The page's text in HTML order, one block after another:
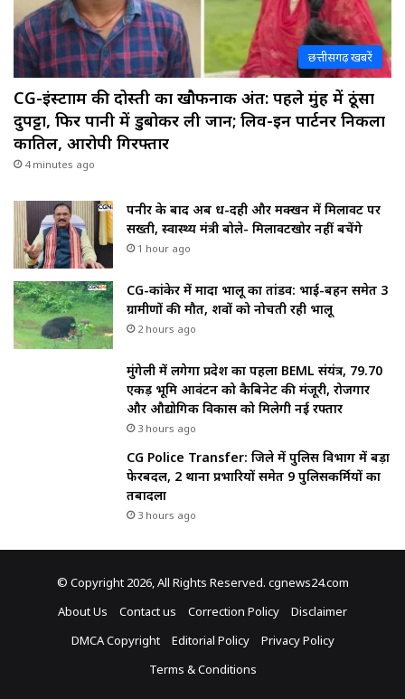
छत्तीसगढ़ खबरें
CG-इंस्टाग्राम की दोस्ती का खौफनाक अंत: पहले मुंह में ठूंसा
दुपट्टा, फिर पानी में डुबोकर ली जान; लिव-इन पार्टनर निकला
कातिल, आरोपी गिरफ्तार
4 minutes ago
पनीर के बाद अब दूध-दही और मक्खन में मिलावट पर
सख्ती, स्वास्थ्य मंत्री बोले- मिलावटखोर नहीं बचेंगे
1 hour ago
CG-कांकेर में मादा भालू का तांडव: भाई-बहन समेत 3
ग्रामीणों की मौत, शवों को नोचती रही भालू
2 hours ago
मुंगेली में लगेगा प्रदेश का पहला BEML संयंत्र, 79.70
एकड़ भूमि आवंटन को कैबिनेट की मंजूरी, रोजगार
और औद्योगिक विकास को मिलेगी नई रफ्तार
3 hours ago
CG Police Transfer: जिले में पुलिस विभाग में बड़ा
फेरबदल, 2 थाना प्रभारियों समेत 9 पुलिसकर्मियों का
तबादला
3 hours ago
© Copyright 2026, All Rights Reserved. cgnews24.com
About Us
Contact us Correction Policy
Disclaimer
DMCA Copyright
Editorial Policy
Privacy Policy
Terms & Conditions